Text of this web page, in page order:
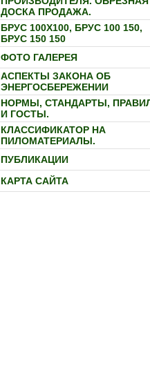
ДОСКА ПРОДАЖА.
БРУС 100Х100, БРУС 100 150,
БРУС 150 150
ФОТО ГАЛЕРЕЯ
АСПЕКТЫ ЗАКОНА ОБ
ЭНЕРГОСБЕРЕЖЕНИИ
НОРМЫ, СТАНДАРТЫ,
И ГОСТЫ.
КЛАССИФИКАТОР НА
ПИЛОМАТЕРИАЛЫ.
ПУБЛИКАЦИИ
КАРТА САЙТА